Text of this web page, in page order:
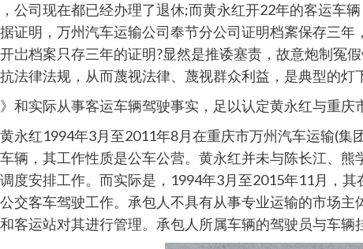
公司现在都已经办理了退休;而黄永红开22年的客运车
证明，万州汽车运输公司奉节分公司证明档䅁保存三
岀档案只存三年的证明?显然是推诿塞责，故意炮制冤
法律法规，从而蔑视法律、蔑视群众利益，是典型的灯
和实际从事客运车辆驾驶事实，足以认定黄永红与重
永红1994年3月至2011年8月在重庆市万州汽车运输(集
辆，其工作性质是公车公营。黄永红并未与陈长江、
度安排工作。而实际是，1994年3月至2015年11月，
交客车驾驶工作。承包人不具有从事专业运输的市场
客运站对其进行管理。承包人所属车辆的驾驶员与车辆